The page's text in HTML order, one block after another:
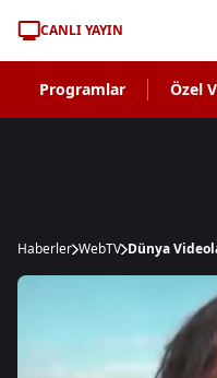
CANLI YAYIN
Programlar Özel
Haberler WebTV Dünya